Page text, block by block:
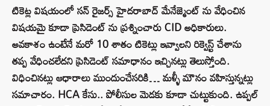
టికెట్ల విషయంలో సన్ రైజర్స్ హైదరాబాద్ మేనేజ్మెంట్ ను వేధించిన
విషయమై కూడా ప్రెసిడెంట్ ను ప్రశ్నించారు CID అధికారులు.
అవకాశం ఉంటేనే మరో 10 శాతం టికెట్లు ఇవ్వాలని రిక్వెస్ట్ చేశాను
తప్ప వేధించలేదని ప్రెసిడెంట్ సమాధానం ఇచ్చినట్లు తెలుస్తోంది.
విధించినట్లు ఆధారాలు ముందుంచేసరికి… మళ్ళీ మౌనం వహిస్తున్నట్లు
సమాచారం. HCA కేసు.. పోలీసుల మెడకు కూడా చుట్టుకుంది. ఉప్పల్